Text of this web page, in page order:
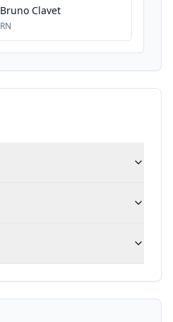
Bruno Clavet
RN